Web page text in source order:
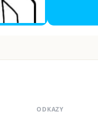
ODKAZY